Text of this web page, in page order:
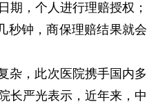
期，个人进行理赔授权；
秒钟，商保理赔结果就会
杂，此次医院携手国内多
长严光表示，近年来，中